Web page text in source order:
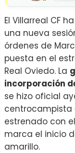
El Villarreal CF
una nueva
órdenes de
puesta en el
Real Oviedo. La
incorporación
se hizo oficial
centrocampista
estrenado con
marca el inicio
amarillo.